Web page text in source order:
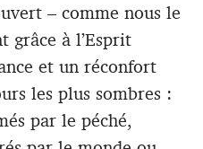
– comme nous le
grâce à l’Esprit
et un réconfort
les plus sombres :
par le péché,